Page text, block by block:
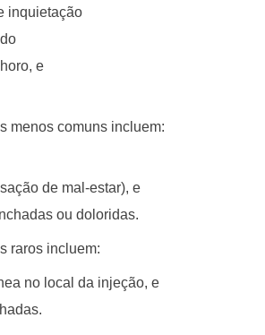
inquietação
e
menos comuns incluem:
de mal-estar), e
ou doloridas.
raros incluem:
no local da injeção, e